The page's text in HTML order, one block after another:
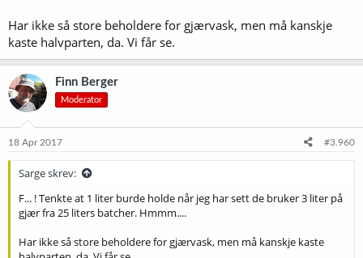
Har ikke så store beholdere for gjærvask, men må kanskje
kaste halvparten, da. Vi får se.
Finn Berger
Moderator
18 Apr 2017 #3.960
Sarge skrev:
F... ! Tenkte at 1 liter burde holde når jeg har sett de bruker 3 liter på
gjær fra 25 liters batcher. Hmmm....
Har ikke så store beholdere for gjærvask, men må kanskje kaste